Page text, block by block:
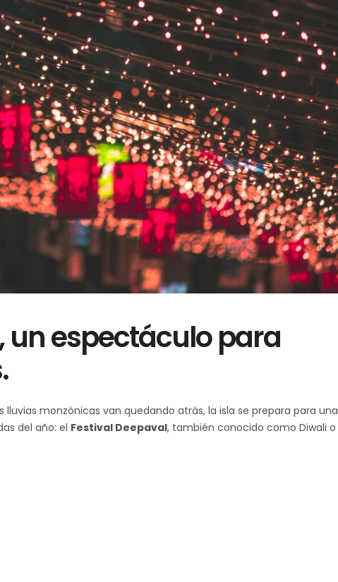
un espectáculo para
monzónicas van quedando atrás, la isla se prepara para una
del año: el Festival Deepaval, también conocido como Diwali o